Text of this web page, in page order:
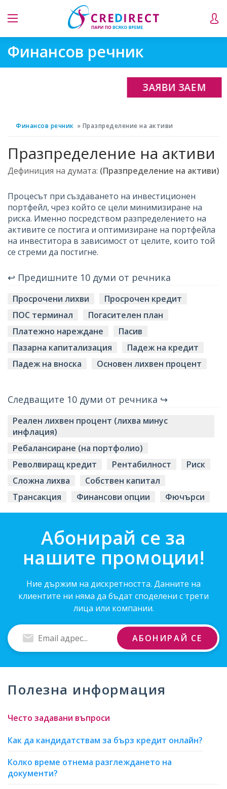
Финансов речник
ЗАЯВИ ЗАЕМ
Финансов речник Празпределение на активи
Празпределение на активи
Дефиниция на думата: (Празпределение на активи)
Процесът при създаването на инвестиционен
портфейл, чрез който се цели минимизиране на
риска. Именно посредством разпределението на
активите се постига и оптимизиране на портфейла
на инвеститора в зависимост от целите, които той
се стреми да постигне.
↩ Предишните 10 думи от речника
Просрочени лихви
Просрочен кредит
ПОС терминал
Погасителен план
Платежно нареждане
Пасив
Пазарна капитализация
Падеж на кредит
Падеж на вноска
Основен лихвен процент
Следващите 10 думи от речника ↪
Реален лихвен процент (лихва минус
инфлация)
Ребалансиране (на портфолио)
Револвиращ кредит
Рентабилност
Риск
Сложна лихва
Собствен капитал
Трансакция
Финансови опции Фючърси
Абонирай се за
нашите промоции!
Ние държим на дискретността. Данните на
клиентите ни няма да бъдат споделени с трети
лица или компании.
Въведи
Email
адрес
АБОНИРАЙ СЕ
Полезна информация
Често задавани въпроси
Как да кандидатствам за бърз кредит онлайн?
Колко време отнема разглеждането на
документи?